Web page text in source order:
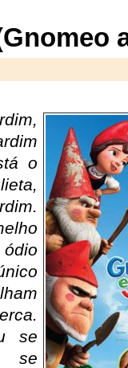
o
se
se